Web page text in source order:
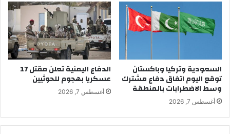
السعودية وتركيا وباكستان
توقع اليوم اتفاق دفاع مشترك
وسط الاضطرابات بالمنطقة
أغسطس 7, 2026
الدفاع اليمنية تعلن مقتل 17
عسكريا بهجوم للحوثيين
أغسطس 7, 2026